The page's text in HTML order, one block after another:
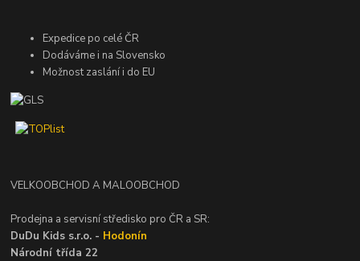
Expedice po celé ČR
Dodáváme i na Slovensko
Možnost zaslání i do EU
VELKOOBCHOD A MALOOBCHOD
Prodejna a servisní středisko pro ČR a SR:
DuDu Kids s.r.o. - Hodonín
Národní třída 22